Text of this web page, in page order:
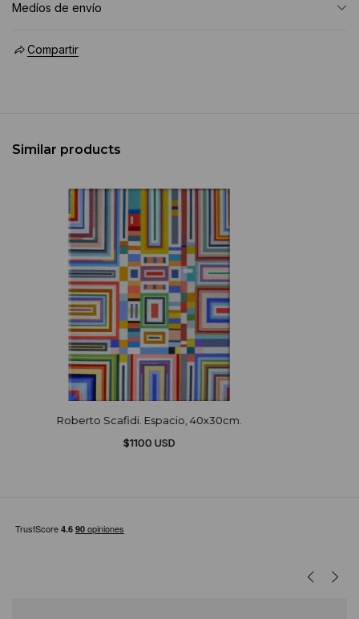
Medíos de envío
Compartir
Similar products
Roberto Scafidi. Espacio, 40x30cm.
$1100 USD